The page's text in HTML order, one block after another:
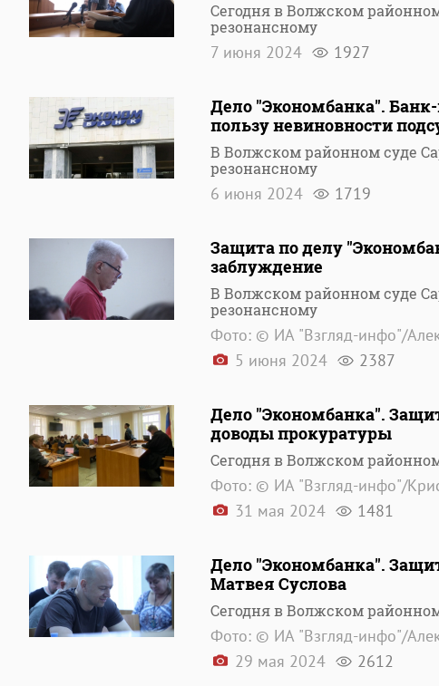
Сегодня в Волжском
резонансному
7 июня 2024 1927
Дело "Экономбанка".
пользу невиновности
В Волжском районном суде
резонансному
6 июня 2024 1719
Защита по делу
заблуждение
В Волжском районном суде
резонансному
Фото: © ИА "Взгляд-инфо"/
5 июня 2024
2387
Дело "Экономбанка".
доводы прокуратуры
Сегодня в Волжском
Фото: © ИА "Взгляд-инфо"/
31 мая 2024
1481
Дело "Экономбанка".
Матвея Суслова
Сегодня в Волжском
Фото: © ИА "Взгляд-инфо"/
29 мая 2024
2612